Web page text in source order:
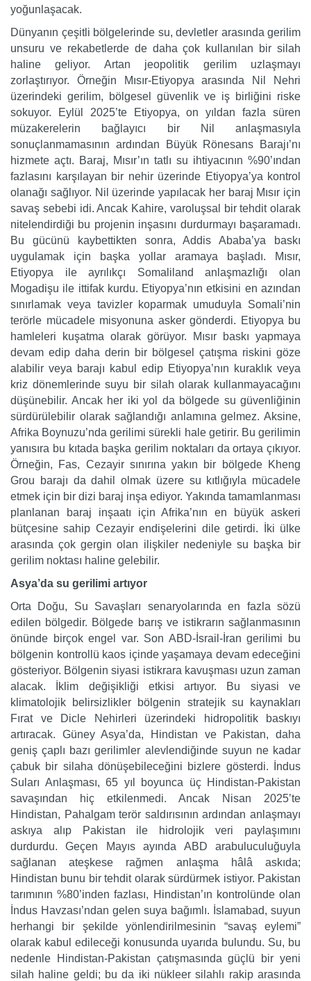
yoğunlaşacak.
Dünyanın çeşitli bölgelerinde su, devletler arasında gerilim
unsuru ve rekabetlerde de daha çok kullanılan bir silah
haline geliyor. Artan jeopolitik gerilim uzlaşmayı
zorlaştırıyor. Örneğin Mısır-Etiyopya arasında Nil Nehri
üzerindeki gerilim, bölgesel güvenlik ve iş birliğini riske
sokuyor. Eylül 2025’te Etiyopya, on yıldan fazla süren
müzakerelerin bağlayıcı bir Nil anlaşmasıyla
sonuçlanmamasının ardından Büyük Rönesans Barajı’nı
hizmete açtı. Baraj, Mısır’ın tatlı su ihtiyacının %90’ından
fazlasını karşılayan bir nehir üzerinde Etiyopya’ya kontrol
olanağı sağlıyor. Nil üzerinde yapılacak her baraj Mısır için
savaş sebebi idi. Ancak Kahire, varoluşsal bir tehdit olarak
nitelendirdiği bu projenin inşasını durdurmayı başaramadı.
Bu gücünü kaybettikten sonra, Addis Ababa’ya baskı
uygulamak için başka yollar aramaya başladı. Mısır,
Etiyopya ile ayrılıkçı Somaliland anlaşmazlığı olan
Mogadişu ile ittifak kurdu. Etiyopya’nın etkisini en azından
sınırlamak veya tavizler koparmak umuduyla Somali’nin
terörle mücadele misyonuna asker gönderdi. Etiyopya bu
hamleleri kuşatma olarak görüyor. Mısır baskı yapmaya
devam edip daha derin bir bölgesel çatışma riskini göze
alabilir veya barajı kabul edip Etiyopya’nın kuraklık veya
kriz dönemlerinde suyu bir silah olarak kullanmayacağını
düşünebilir. Ancak her iki yol da bölgede su güvenliğinin
sürdürülebilir olarak sağlandığı anlamına gelmez. Aksine,
Afrika Boynuzu’nda gerilimi sürekli hale getirir. Bu gerilimin
yanısıra bu kıtada başka gerilim noktaları da ortaya çıkıyor.
Örneğin, Fas, Cezayir sınırına yakın bir bölgede Kheng
Grou barajı da dahil olmak üzere su kıtlığıyla mücadele
etmek için bir dizi baraj inşa ediyor. Yakında tamamlanması
planlanan baraj inşaatı için Afrika’nın en büyük askeri
bütçesine sahip Cezayir endişelerini dile getirdi. İki ülke
arasında çok gergin olan ilişkiler nedeniyle su başka bir
gerilim noktası haline gelebilir.
Asya’da su gerilimi artıyor
Orta Doğu, Su Savaşları senaryolarında en fazla sözü
edilen bölgedir. Bölgede barış ve istikrarın sağlanmasının
önünde birçok engel var. Son ABD-İsrail-İran gerilimi bu
bölgenin kontrollü kaos içinde yaşamaya devam edeceğini
gösteriyor. Bölgenin siyasi istikrara kavuşması uzun zaman
alacak. İklim değişikliği etkisi artıyor. Bu siyasi ve
klimatolojik belirsizlikler bölgenin stratejik su kaynakları
Fırat ve Dicle Nehirleri üzerindeki hidropolitik baskıyı
artıracak. Güney Asya’da, Hindistan ve Pakistan, daha
geniş çaplı bazı gerilimler alevlendiğinde suyun ne kadar
çabuk bir silaha dönüşebileceğini bizlere gösterdi. İndus
Suları Anlaşması, 65 yıl boyunca üç Hindistan-Pakistan
savaşından hiç etkilenmedi. Ancak Nisan 2025’te
Hindistan, Pahalgam terör saldırısının ardından anlaşmayı
askıya alıp Pakistan ile hidrolojik veri paylaşımını
durdurdu. Geçen Mayıs ayında ABD arabuluculuğuyla
sağlanan ateşkese rağmen anlaşma hâlâ askıda;
Hindistan bunu bir tehdit olarak sürdürmek istiyor. Pakistan
tarımının %80’inden fazlası, Hindistan’ın kontrolünde olan
İndus Havzası’ndan gelen suya bağımlı. İslamabad, suyun
herhangi bir şekilde yönlendirilmesinin “savaş eylemi”
olarak kabul edileceği konusunda uyarıda bulundu. Su, bu
nedenle Hindistan-Pakistan çatışmasında güçlü bir yeni
silah haline geldi; bu da iki nükleer silahlı rakip arasında